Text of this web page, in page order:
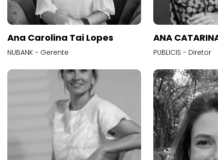
Ana Carolina Tai Lopes
NUBANK - Gerente
ANA
PUBLICIS - Diretor